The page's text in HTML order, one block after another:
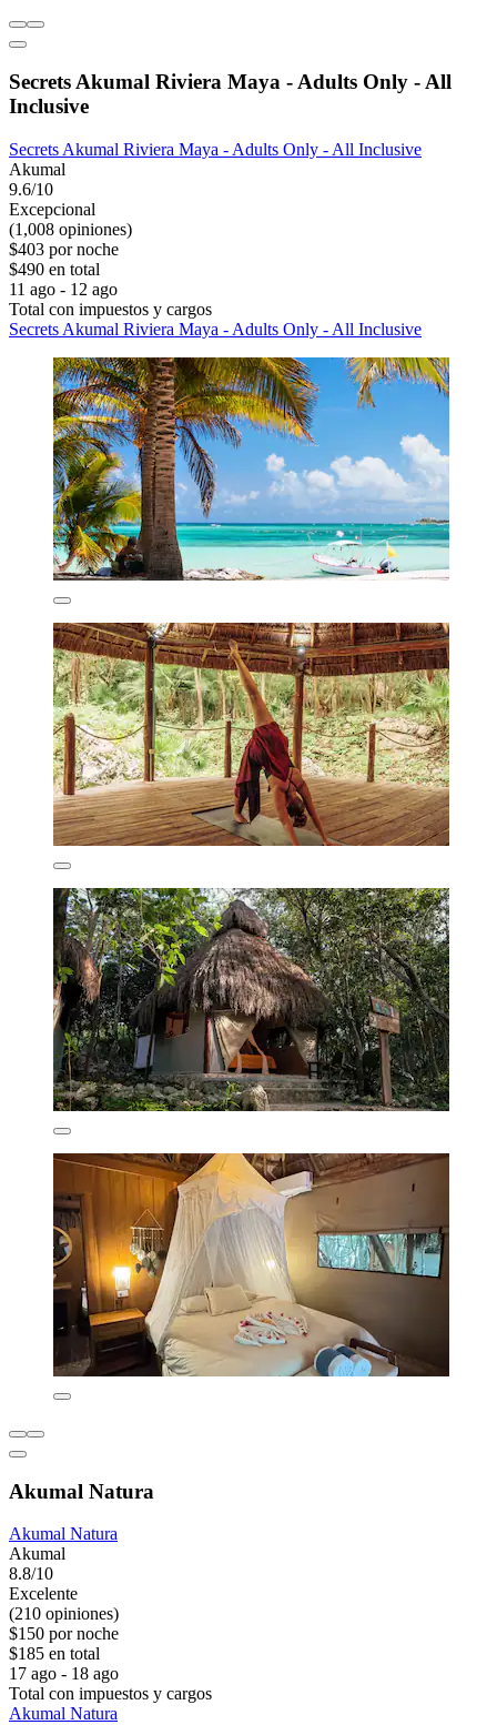
Secrets Akumal Riviera Maya - Adults Only - All
Inclusive
Secrets Akumal Riviera Maya - Adults Only - All Inclusive
Akumal
9.6/10
Excepcional
(1,008 opiniones)
$403 por noche
$490 en total
11 ago - 12 ago
Total con impuestos y cargos
Secrets Akumal Riviera Maya - Adults Only - All Inclusive
Akumal Natura
Akumal Natura
Akumal
8.8/10
Excelente
(210 opiniones)
$150 por noche
$185 en total
17 ago - 18 ago
Total con impuestos y cargos
Akumal Natura